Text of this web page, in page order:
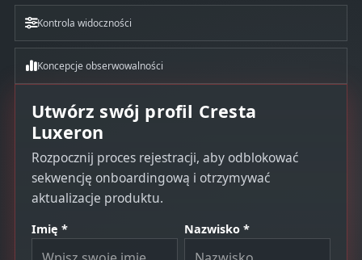
Kontrola widoczności
Koncepcje obserwowalności
Utwórz swój profil Cresta
Luxeron
Rozpocznij proces rejestracji, aby odblokować
sekwencję onboardingową i otrzymywać
aktualizacje produktu.
Imię * Nazwisko *